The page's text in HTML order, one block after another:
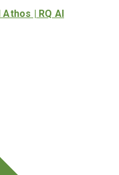
Athos | RQ Al